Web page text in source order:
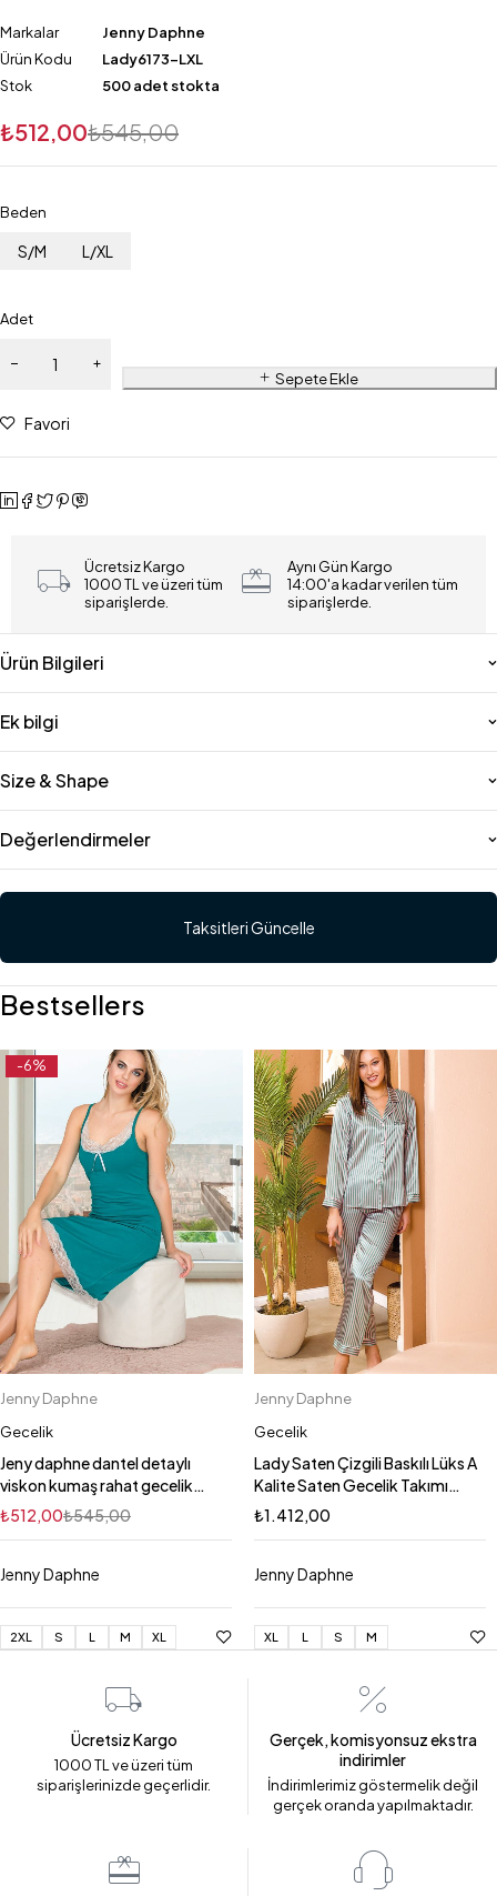
Markalar
Jenny Daphne
Ürün Kodu
Lady6173-LXL
Stok
500 adet stokta
₺545,00
₺512,00
Beden
S/M L/XL
Adet
Sepete Ekle
Favori
Ücretsiz Kargo
1000 TL ve üzeri tüm
siparişlerde.
Aynı Gün Kargo
14:00'a kadar verilen tüm
siparişlerde.
Ürün Bilgileri
Ek bilgi
Size & Shape
Değerlendirmeler
Taksitleri Güncelle
Bestsellers
-6%
Jenny Daphne
Gecelik
Jeny daphne dantel detaylı
viskon kumaş rahat gecelik
5532
₺545,00
₺512,00
Jenny Daphne
2XL S L M XL
Jenny Daphne
Gecelik
Lady Saten Çizgili Baskılı Lüks A
Kalite Saten Gecelik Takımı
LADY-15075
₺1.412,00
Jenny Daphne
XL L S M
Ücretsiz Kargo
1000 TL ve üzeri tüm
siparişlerinizde geçerlidir.
Gerçek, komisyonsuz ekstra
indirimler
İndirimlerimiz göstermelik değil
gerçek oranda yapılmaktadır.